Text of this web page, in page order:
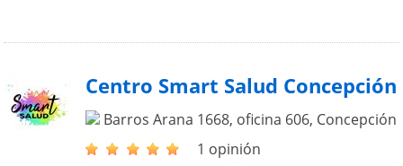
Centro Smart Salud Concepción
Barros Arana 1668, oficina 606, Concepción
1 opinión